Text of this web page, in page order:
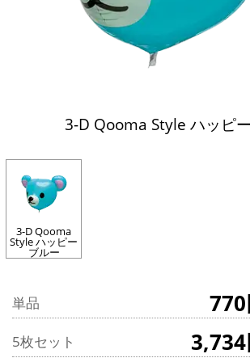
3-D Qooma Style ハッピ
3-D Qooma
Style ハッピー
ブルー
単品
5枚セット